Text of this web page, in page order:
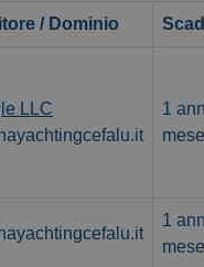
/ Dominio
LLC
1
mese
1
mese